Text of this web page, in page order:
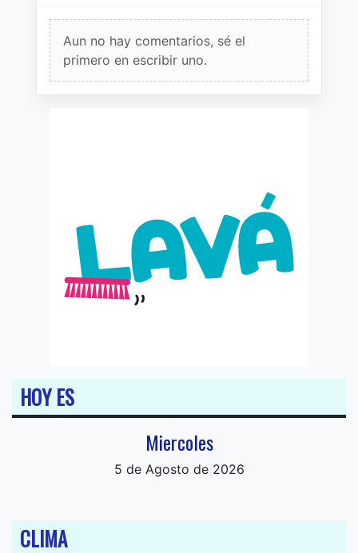
Aun no hay comentarios, sé el
primero en escribir uno.
HOY ES
Miercoles
5 de Agosto de 2026
CLIMA